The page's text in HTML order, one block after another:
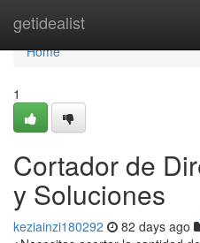
getidealist
Home
Home
1
Cortador de
y Soluciones
keziainzi180292 82 days ago